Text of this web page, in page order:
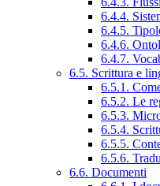
6.4.4.
6.4.5.
6.4.6.
6.4.7.
6.5. Scrittura e
6.5.1.
6.5.2. Le
6.5.3.
6.5.4.
6.5.5.
6.5.6.
6.6. Documenti